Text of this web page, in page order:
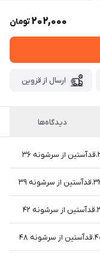
202,000تومان
ارسال از قزوین
دیدگاه‌ها